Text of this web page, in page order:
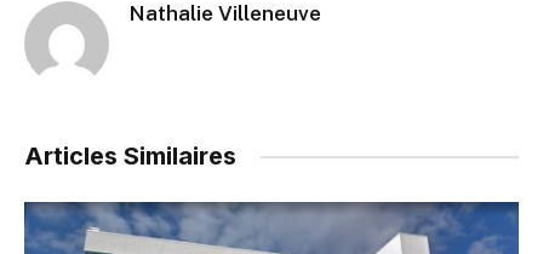
Nathalie Villeneuve
Articles Similaires